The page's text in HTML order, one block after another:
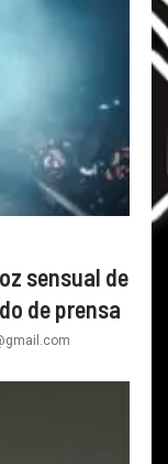
sensual de
de prensa